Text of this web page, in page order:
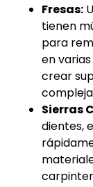
Fresas:
tienen
para
en
crear
Sierras
dientes,